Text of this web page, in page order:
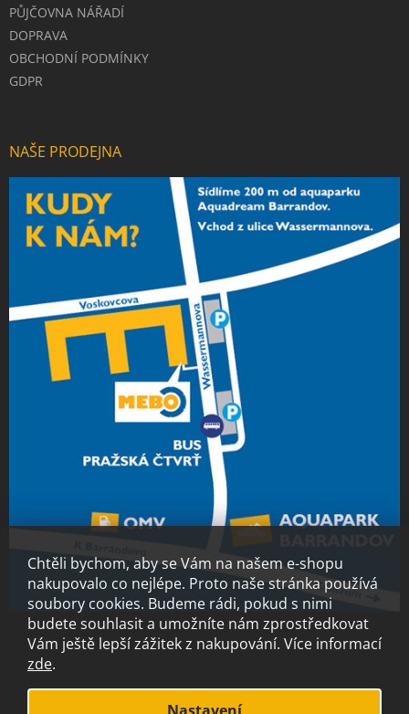
Chtěli bychom, aby se Vám na našem e-shopu
nakupovalo co nejlépe. Proto naše stránka používá
soubory cookies. Budeme rádi, pokud s nimi
budete souhlasit a umožníte nám zprostředkovat
Vám ještě lepší zážitek z nakupování. Více informací
zde.
PŮJČOVNA NÁŘADÍ
DOPRAVA
OBCHODNÍ PODMÍNKY
GDPR
NAŠE PRODEJNA
Vytvořil Shoptet